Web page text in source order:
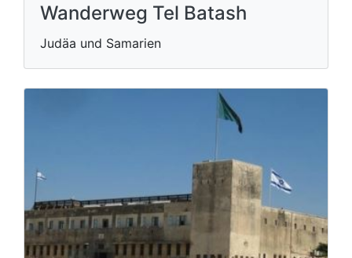
Wanderweg Tel Batash
Judäa und Samarien